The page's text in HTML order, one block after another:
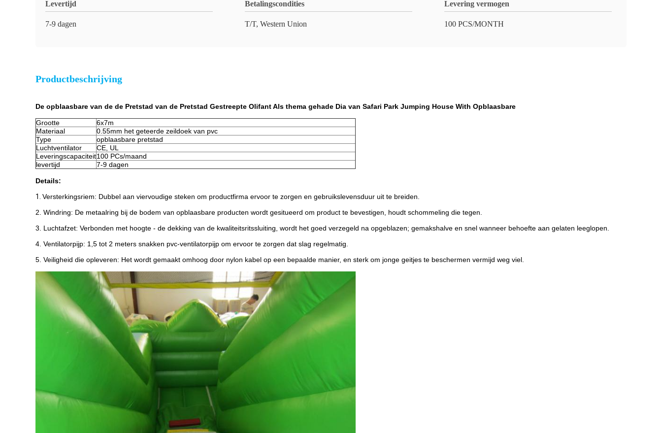
Levertijd
7-9 dagen
Betalingscondities
T/T, Western Union
Levering vermogen
100 PCS/MONTH
Productbeschrijving
De opblaasbare van de de Pretstad van de Pretstad Gestreepte Olifant Als thema gehade Dia van Safari Park Jumping House With Opblaasbare
Grootte
6x7m
Materiaal
0.55mm het geteerde zeildoek van pvc
Type
opblaasbare pretstad
Luchtventilator
CE, UL
Leveringscapaciteit100 PCs/maand
levertijd
7-9 dagen
Details:
1. Versterkingsriem: Dubbel aan viervoudige steken om productfirma ervoor te zorgen en gebruikslevensduur uit te breiden.
2. Windring: De metaalring bij de bodem van opblaasbare producten wordt gesitueerd om product te bevestigen, houdt schommeling die tegen.
3. Luchtafzet: Verbonden met hoogte - de dekking van de kwaliteitsritssluiting, wordt het goed verzegeld na opgeblazen; gemakshalve en snel wanneer behoefte aan gelaten leeglopen.
4. Ventilatorpijp: 1,5 tot 2 meters snakken pvc-ventilatorpijp om ervoor te zorgen dat slag regelmatig.
5. Veiligheid die opleveren: Het wordt gemaakt omhoog door nylon kabel op een bepaalde manier, en sterk om jonge geitjes te beschermen vermijd weg viel.